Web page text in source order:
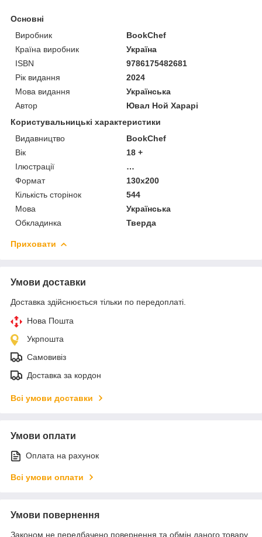
Основні
Виробник
BookChef
Країна виробник
Україна
ISBN
9786175482681
Рік видання
2024
Мова видання
Українська
Автор
Ювал Ной Харарі
Користувальницькі характеристики
Видавництво
BookChef
Вік
18 +
Ілюстрації
…
Формат
130x200
Кількість сторінок
544
Мова
Українська
Обкладинка
Тверда
Приховати
Умови доставки
Доставка здійснюється тільки по передоплаті.
Нова Пошта
Укрпошта
Самовивіз
Доставка за кордон
Всі умови доставки
Умови оплати
Оплата на рахунок
Всі умови оплати
Умови повернення
Законом не передбачено повернення та обмін даного товару